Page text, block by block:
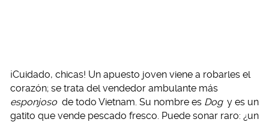
¡Cuidado, chicas! Un apuesto joven viene a robarles el
corazón; se trata del vendedor ambulante más
esponjoso de todo Vietnam. Su nombre es Dog y es un
gatito que vende pescado fresco. Puede sonar raro: ¿un